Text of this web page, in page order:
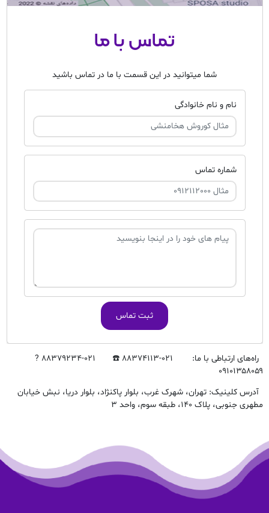
تماس با ما
شما میتوانید در این قسمت با ما در تماس باشید
نام و نام خانوادگی
شماره تماس
ثبت تماس
راه‌های ارتباطی با ما: ۰۲۱-۸۸۳۷۴۱۱۳ ☎️ ۰۲۱-۸۸۳۷۹۲۳۴ ?
۰۹۱۰۱۳۵۸۰۵۹
آدرس کلینیک: تهران، شهرک غرب، بلوار پاکنژاد، بلوار دریا، نبش خیابان
مطهری جنوبی، پلاک ۱۴۰، طبقه سوم، واحد ۳